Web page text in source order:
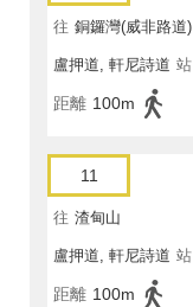
往 銅鑼灣(威非路道)
盧押道, 軒尼詩道 站
距離 100m
11
往 渣甸山
盧押道, 軒尼詩道 站
距離 100m